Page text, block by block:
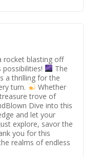
rocket blasting off
The
a thrilling for the
turn.
Whether
trove of
Dive into this
and let your
explore, savor the
you for this
realms of endless